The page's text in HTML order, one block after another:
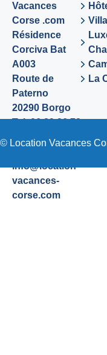
Vacances
Corse .com
Résidence
Corciva Bat
A003
Route de
Paterno
20290 Borgo
Tel. 06 89 36 72
info@location-
vacances-
corse.com
La
© Location Vacances